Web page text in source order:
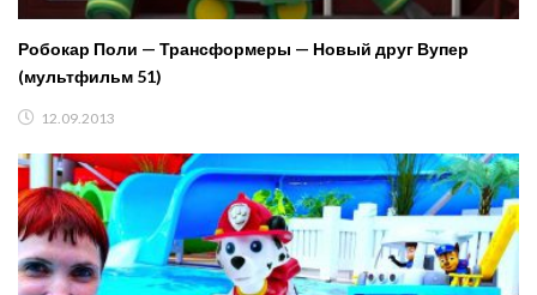
Робокар Поли — Трансформеры — Новый друг Вупер
(мультфильм 51)
12.09.2013